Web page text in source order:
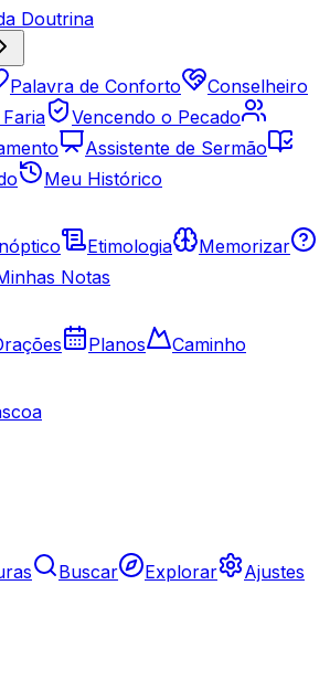
Doutrina
Palavra de Conforto
Conselheiro
Vencendo o Pecado
Assistente de Sermão
Meu Histórico
Etimologia
Memorizar
Notas
Planos Caminho
Buscar Explorar Ajustes